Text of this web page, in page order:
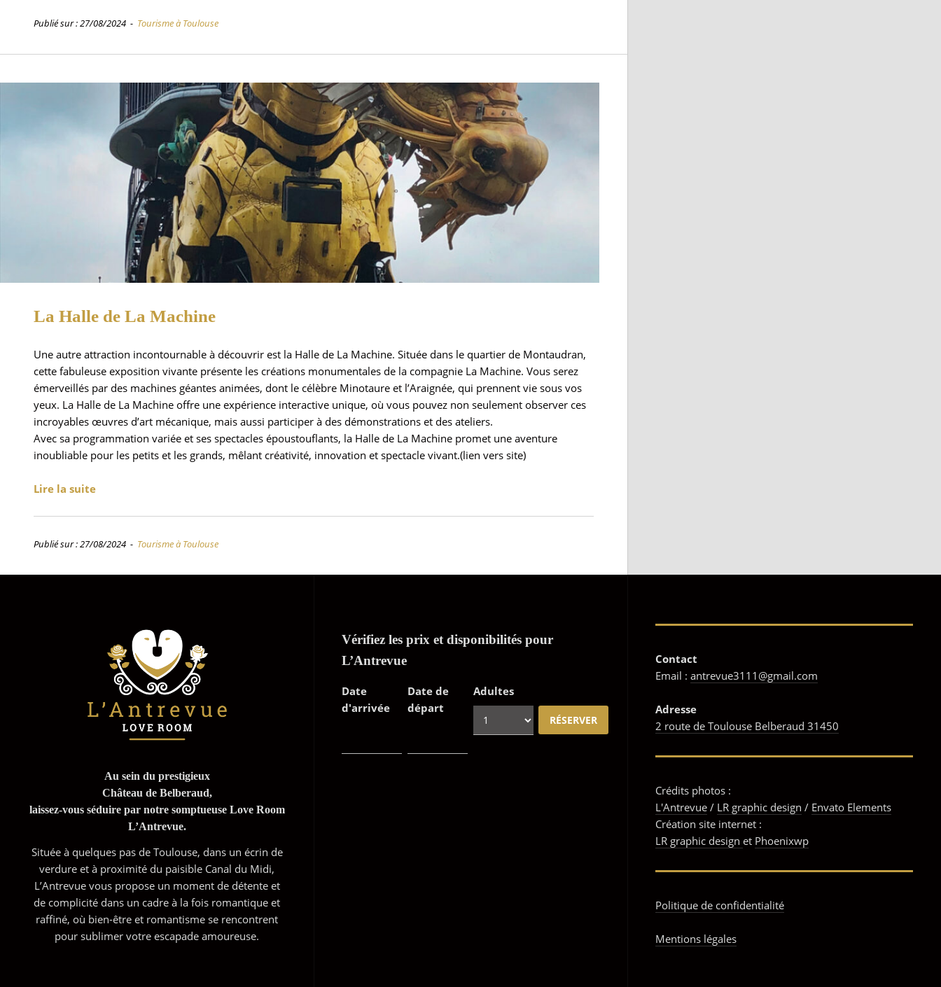
Publié sur : 27/08/2024 - Tourisme à Toulouse
La Halle de La Machine
Une autre attraction incontournable à découvrir est la Halle de La Machine. Située dans le quartier de Montaudran,
cette fabuleuse exposition vivante présente les créations monumentales de la compagnie La Machine. Vous serez
émerveillés par des machines géantes animées, dont le célèbre Minotaure et l’Araignée, qui prennent vie sous vos
yeux. La Halle de La Machine offre une expérience interactive unique, où vous pouvez non seulement observer ces
incroyables œuvres d’art mécanique, mais aussi participer à des démonstrations et des ateliers.
Avec sa programmation variée et ses spectacles époustouflants, la Halle de La Machine promet une aventure
inoubliable pour les petits et les grands, mêlant créativité, innovation et spectacle vivant.(lien vers site)
Lire la suite
Publié sur : 27/08/2024 - Tourisme à Toulouse
Au sein du prestigieux
Château de Belberaud,
laissez-vous séduire par notre somptueuse Love Room
L’Antrevue.
Située à quelques pas de Toulouse, dans un écrin de
verdure et à proximité du paisible Canal du Midi,
L’Antrevue vous propose un moment de détente et
de complicité dans un cadre à la fois romantique et
raffiné, où bien-être et romantisme se rencontrent
pour sublimer votre escapade amoureuse.
Vérifiez les prix et disponibilités pour
L’Antrevue
Date
d'arrivée
Date de
départ
Adultes
Contact
Email : antrevue3111@gmail.com
Adresse
2 route de Toulouse Belberaud 31450
Crédits photos :
L'Antrevue / LR graphic design / Envato Elements
Création site internet :
LR graphic design et Phoenixwp
Politique de confidentialité
Mentions légales